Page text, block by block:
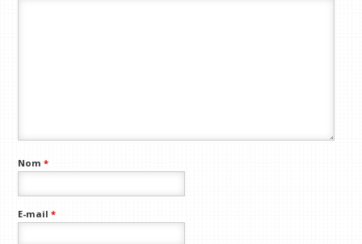
Nom*
E-mail*